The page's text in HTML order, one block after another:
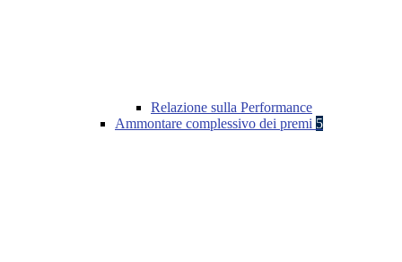
Relazione sulla Performance
Ammontare complessivo dei premi 5